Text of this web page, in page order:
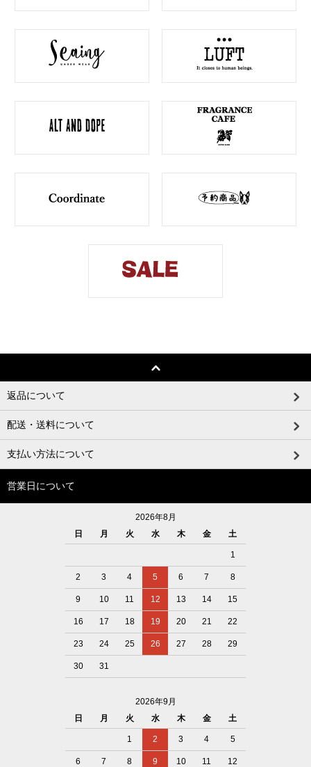
返品について
配送・送料について
支払い方法について
営業日について
2026年8月
日
月 火 水 木 金 土
1
2 3 4 5 6 7 8
9 10 11 12 13 14 15
16 17 18 19 20 21 22
23 24 25 26 27 28 29
30 31
2026年9月
日
月 火 水 木 金 土
1 2 3 4 5
6 7 8 9 10 11 12